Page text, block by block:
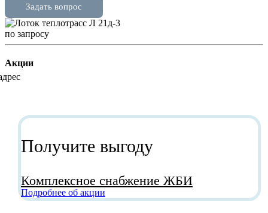
по запросу
Акции
Получите выгоду
Комплексное снабжение ЖБИ
Подробнее об акции